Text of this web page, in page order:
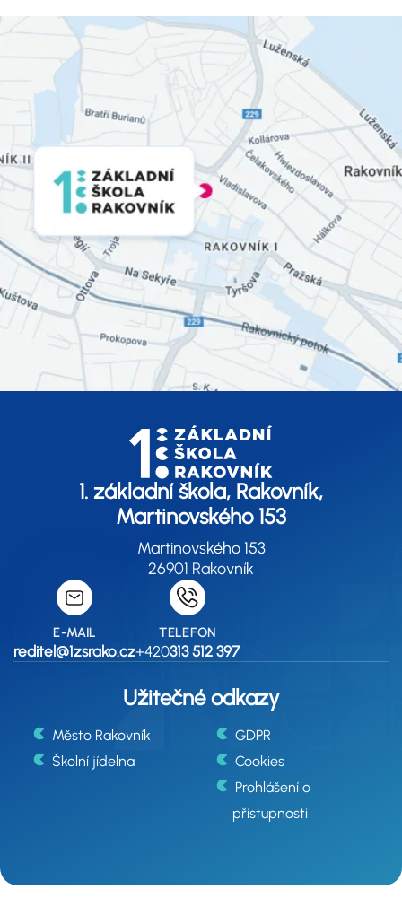
1. základní škola, Rakovník,
Martinovského 153
Martinovského 153
26901 Rakovník
E-MAIL
reditel@1zsrako.cz
TELEFON
+420313 512 397
Užitečné odkazy
Město Rakovník
Školní jídelna
GDPR
Cookies
Prohlášení o
přístupnosti